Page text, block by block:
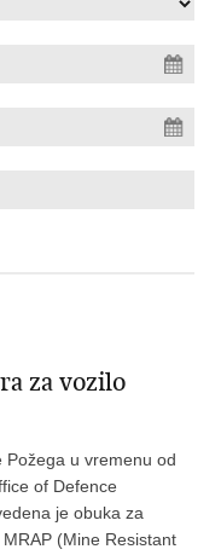
za vozilo
Požega u vremenu od
of Defence
je obuka za
(Mine Resistant